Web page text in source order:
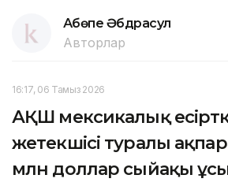
Ақбөпе Әбдрасул
Авторлар
16:17, 06 Тамыз 2026
АҚШ мексикалық есірткі
жетекшісі туралы
млн доллар сыйақы